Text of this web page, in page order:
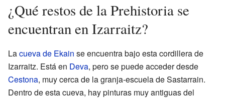
¿Qué restos de la Prehistoria se
encuentran en Izarraitz?
Lacueva de Ekain se encuentra bajo esta cordillera de
Izarraitz. Está en Deva, pero se puede acceder desde
Cestona, muy cerca de la granja-escuela de Sastarrain.
Dentro de esta cueva, hay pinturas muy antiguas del